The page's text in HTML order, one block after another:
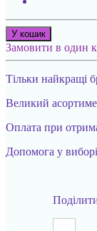
У кошик
Замовити в один
Тільки найкращі
Великий
Оплата при
Допомога у